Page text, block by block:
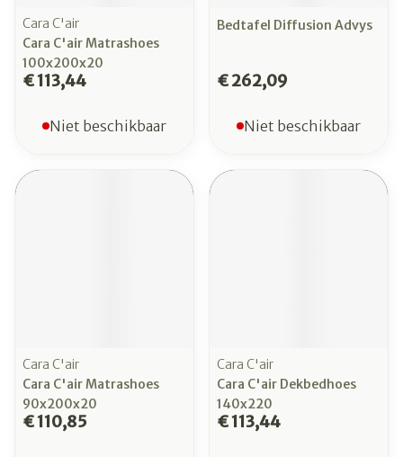
Cara C'air
Cara C'air Matrashoes
100x200x20
€ 113,44
Niet beschikbaar
Bedtafel Diffusion Advys
€ 262,09
Niet beschikbaar
Cara C'air
Cara C'air Matrashoes
90x200x20
€ 110,85
Cara C'air
Cara C'air Dekbedhoes
140x220
€ 113,44